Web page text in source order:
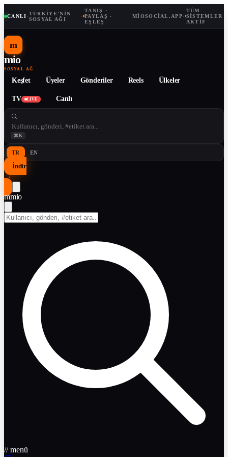
CANLI ·TÜRKIYE'NIN
SOSYAL AĞI
·
TANIŞ ·
PAYLAŞ ·
EŞLEŞ
MIOSOCIAL.APP·
TÜM
SISTEMLER
AKTIF
m
mio
SOSYAL AĞ
Keşfet Üyeler Gönderiler Reels Ülkeler
TV LIVE Canlı
⌘K
TR EN
İndir
↓
mmio
// menü